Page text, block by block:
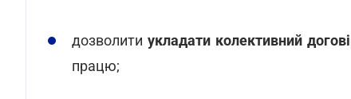
дозволити укладати колективний
працю;